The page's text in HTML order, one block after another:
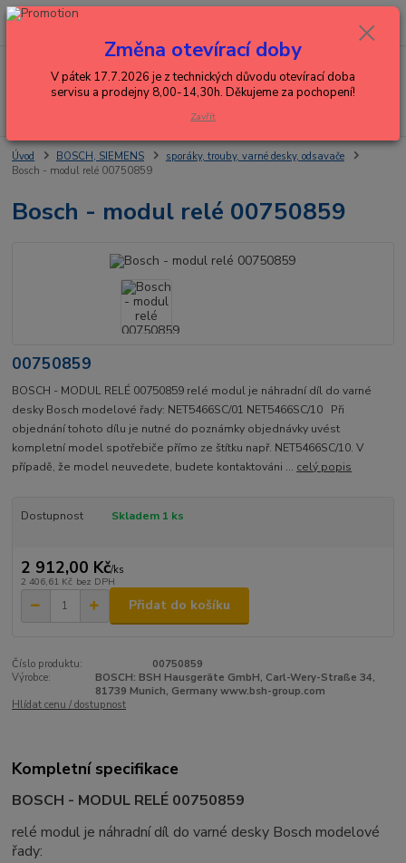
+420 602 288 130
0,00 Kč
Úvod BOSCH, SIEMENS
sporáky, trouby, varné desky, odsavače
Bosch - modul relé 00750859
Bosch - modul relé 00750859
00750859
BOSCH - MODUL RELÉ 00750859 relé modul je náhradní díl do varné
desky Bosch modelové řady: NET5466SC/01 NET5466SC/10 Při
objednání tohoto dílu je nutné do poznámky objednávky uvést
kompletní model spotřebiče přímo ze štítku např. NET5466SC/10. V
případě, že model neuvedete, budete kontaktováni ... celý popis
Dostupnost Skladem 1 ks
2 912,00 Kč/ks
2 406,61 Kč bez DPH
Přidat do košíku
Číslo produktu:
00750859
Výrobce:
BOSCH: BSH Hausgeräte GmbH, Carl-Wery-Straße 34,
81739 Munich, Germany www.bsh-group.com
Hlídat cenu / dostupnost
Kompletní specifikace
BOSCH - MODUL RELÉ 00750859
relé modul je náhradní díl do varné desky Bosch modelové
řady:
Změna otevírací doby
V pátek 17.7.2026 je z technických důvodu otevírací doba
servisu a prodejny 8,00-14,30h. Děkujeme za pochopení!
Zavřít